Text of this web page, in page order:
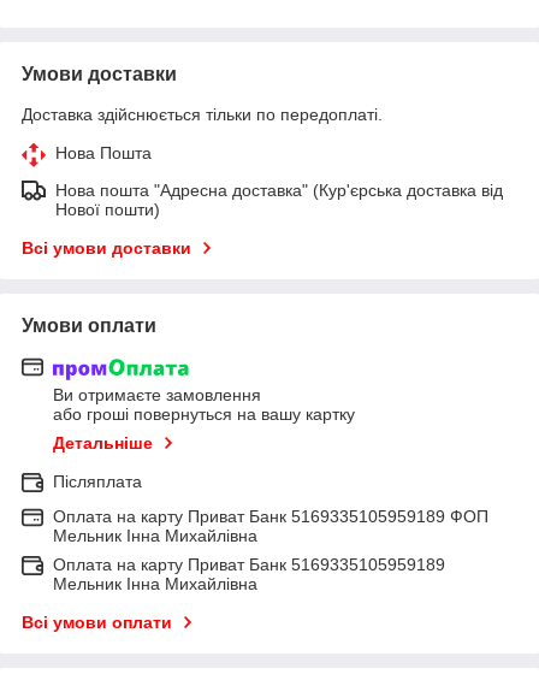
Умови доставки
Доставка здійснюється тільки по передоплаті.
Нова Пошта
Нова пошта "Адресна доставка" (Кур'єрська доставка від
Нової пошти)
Всі умови доставки
Умови оплати
Ви отримаєте замовлення
або гроші повернуться на вашу картку
Детальніше
Післяплата
Оплата на карту Приват Банк 5169335105959189 ФОП
Мельник Інна Михайлівна
Оплата на карту Приват Банк 5169335105959189
Мельник Інна Михайлівна
Всі умови оплати